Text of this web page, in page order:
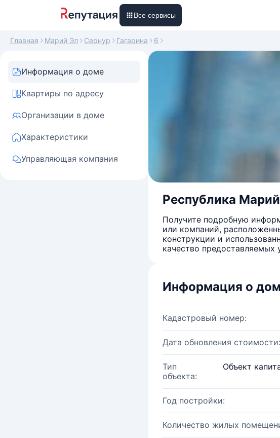
Все сервисы
Главная Марий Эл Сернур Гагарина 6
Информация о доме
Квартиры по адресу
Организации в доме
Характеристики
Управляющая компания
Республика Марий
Получите подробную
или компаний,
конструкции и
качество предоставляемых
Информация о
Кадастровый номер:
Дата обновления стоимости:
Тип
объекта:
Объект
Год постройки:
Количество жилых